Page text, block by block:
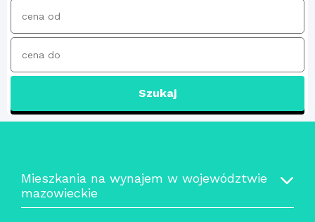
Szukaj
Mieszkania na wynajem w województwie
mazowieckie